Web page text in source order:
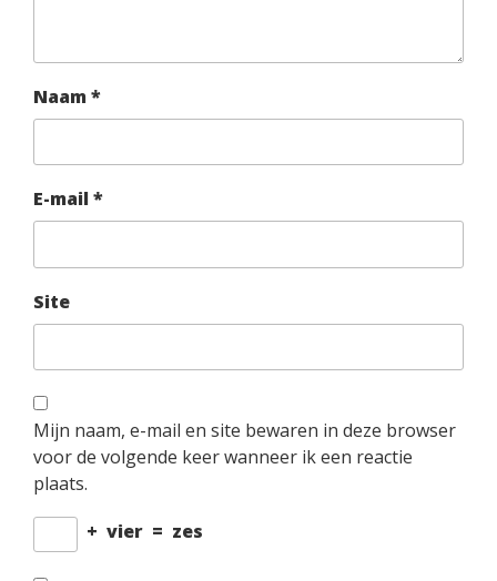
Naam *
E-mail *
Site
Mijn naam, e-mail en site bewaren in deze browser
voor de volgende keer wanneer ik een reactie
plaats.
+ vier = zes